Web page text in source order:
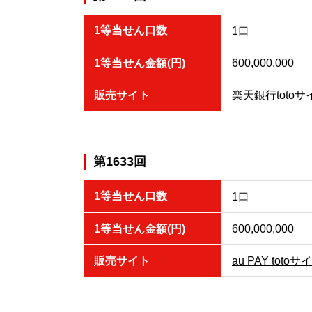
1等当せん口数 1口
1等当せん金額(円) 600,000,000
販売サイト 楽天銀行totoサ
第1633回
1等当せん口数 1口
1等当せん金額(円) 600,000,000
販売サイト au PAY totoサイ